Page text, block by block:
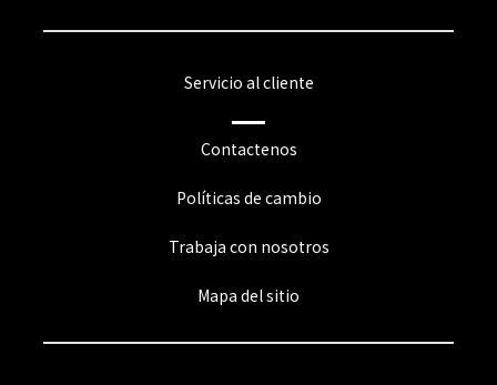
Servicio al cliente
Contactenos
Políticas de cambio
Trabaja con nosotros
Mapa del sitio